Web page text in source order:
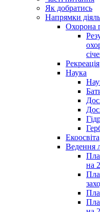
Як добратись
Напрямки
Охорона
Рекреація
Наука
Екоосвіта
Ведення
на